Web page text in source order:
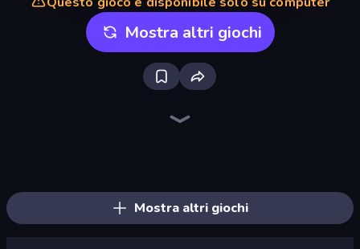
Mostra altri giochi
Mostra altri giochi